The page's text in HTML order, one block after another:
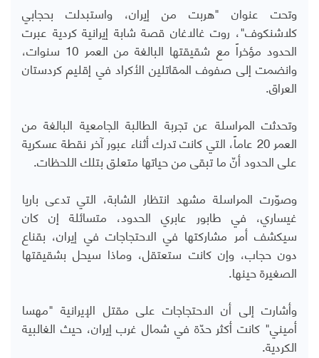
وتحت عنوان "هربت من إيران، واستبدلت بحجابي
كلاشنكوف"، روت غالاغان قصة شابة إيرانية كردية عبرت
الحدود مؤخراً مع شقيقتها البالغة من العمر 10 سنوات،
وانضمت إلى صفوف المقاتلين الأكراد في إقليم كردستان
العراق.
وتحدثت المراسلة عن تجربة الطالبة الجامعية البالغة من
العمر 20 عاماً، التي كانت تدرك أثناء عبور آخر نقطة عسكرية
على الحدود أنّ ما تبقى من حياتها متعلق بتلك اللحظات.
وصوّرت المراسلة مشهد انتظار الشابة، التي تدعى باريا
غيساري، في طابور عابري الحدود، متسائلة إن كان
سيكشف أمر مشاركتها في الاحتجاجات في إيران، بقناع
دون حجاب، وإن كانت ستعتقل، وماذا سيحل بشقيقتها
الصغيرة حينها.
وأشارت إلى أن الاحتجاجات على مقتل الإيرانية "مهسا
أميني" كانت أكثر حدّة في شمال غرب إيران، حيث الغالبية
الكردية.